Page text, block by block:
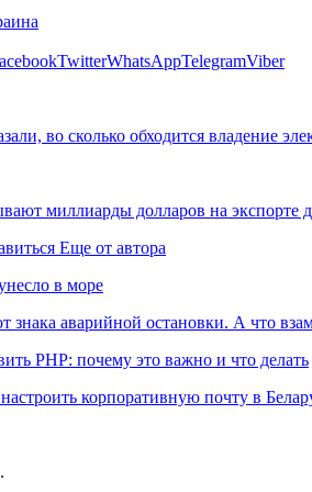
TwitterWhatsAppTelegramViber
во сколько обходится владение
миллиарды долларов на экспорте
Еще от автора
в море
знака аварийной остановки. А что
PHP: почему это важно и что делать
корпоративную почту в